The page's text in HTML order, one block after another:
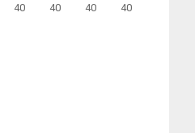
40 40 40 40